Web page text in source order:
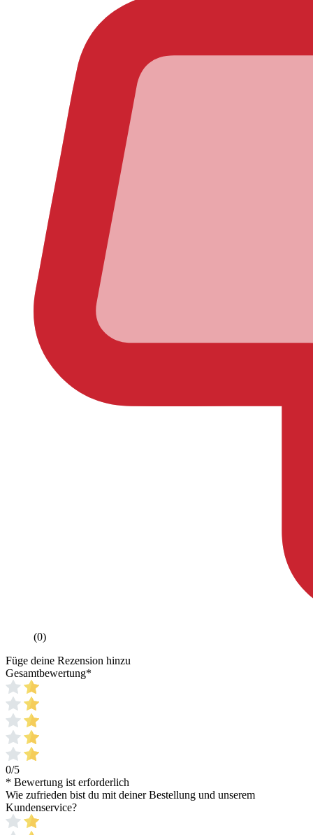
(0)
Füge deine Rezension hinzu
Gesamtbewertung*
0/5
* Bewertung ist erforderlich
Wie zufrieden bist du mit deiner Bestellung und unserem
Kundenservice?